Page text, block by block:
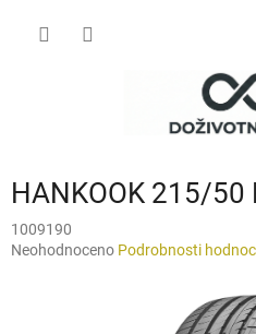
HANKOOK 215/50
1009190
Průměrné
Neohodnoceno Podrobnosti